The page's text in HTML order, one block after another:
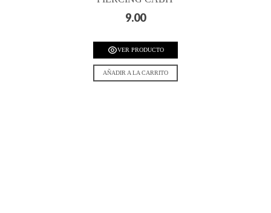
9.00
VER PRODUCTO
AÑADIR A LA CARRITO